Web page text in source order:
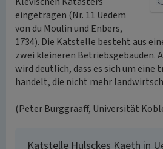
eingetragen (Nr. 11 Uedem
von du Moulin und Enbers,
1734). Die Katstelle besteht aus
zwei kleineren Betriebsgebäuden.
wird deutlich, dass es sich um
handelt, die nicht mehr
(Peter Burggraaff, Universität
Katstelle Hulsckes Kaeth in